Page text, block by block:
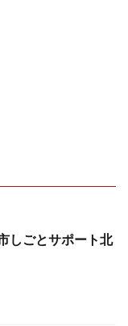
ごとサポート北